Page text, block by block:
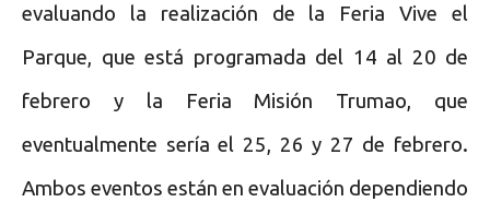
evaluando la realización de la Feria Vive el
Parque, que está programada del 14 al 20 de
febrero y la Feria Misión Trumao, que
eventualmente sería el 25, 26 y 27 de febrero.
Ambos eventos están en evaluación dependiendo